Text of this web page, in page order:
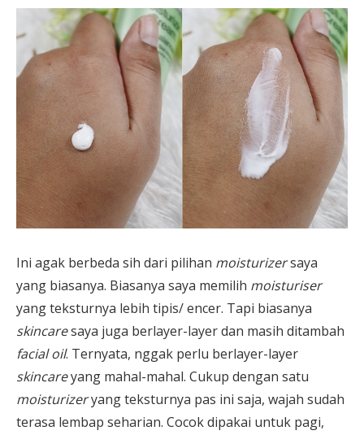
Ini agak berbeda sih dari pilihan moisturizersaya
yang biasanya. Biasanya saya memilih moisturiser
yang teksturnya lebih tipis/ encer. Tapi biasanya
skincaresaya juga berlayer-layer dan masih ditambah
facial oil. Ternyata, nggak perlu berlayer-layer
skincareyang mahal-mahal. Cukup dengan satu
moisturizeryang teksturnya pas ini saja, wajah sudah
terasa lembap seharian. Cocok dipakai untuk pagi,